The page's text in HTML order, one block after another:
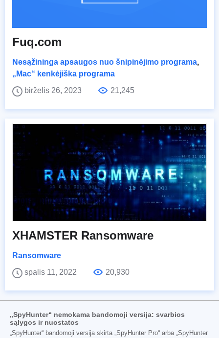
Fuq.com
Nesąžininga apsaugos nuo šnipinėjimo programa,
„Mac“ kenkėjiška programa
birželis 26, 2023
21,245
XHAMSTER Ransomware
Ransomware
spalis 11, 2022
20,930
„SpyHunter“ nemokama bandomoji versija: svarbios
sąlygos ir nuostatos
„SpyHunter“ bandomoji versija skirta „SpyHunter Pro“ arba „SpyHunter